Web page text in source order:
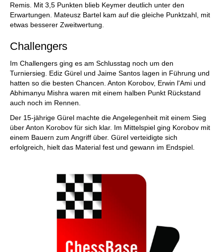
Remis. Mit 3,5 Punkten blieb Keymer deutlich unter den
Erwartungen. Mateusz Bartel kam auf die gleiche Punktzahl, mit
etwas besserer Zweitwertung.
Challengers
Im Challengers ging es am Schlusstag noch um den
Turniersieg. Ediz Gürel und Jaime Santos lagen in Führung und
hatten so die besten Chancen. Anton Korobov, Erwin l'Ami und
Abhimanyu Mishra waren mit einem halben Punkt Rückstand
auch noch im Rennen.
Der 15-jährige Gürel machte die Angelegenheit mit einem Sieg
über Anton Korobov für sich klar. Im Mittelspiel ging Korobov mit
einem Bauern zum Angriff über. Gürel verteidigte sich
erfolgreich, hielt das Material fest und gewann im Endspiel.